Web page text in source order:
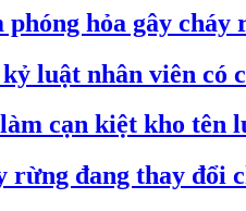
hỏa gây cháy
luật nhân viên
cạn kiệt kho tên
rừng đang thay đổi